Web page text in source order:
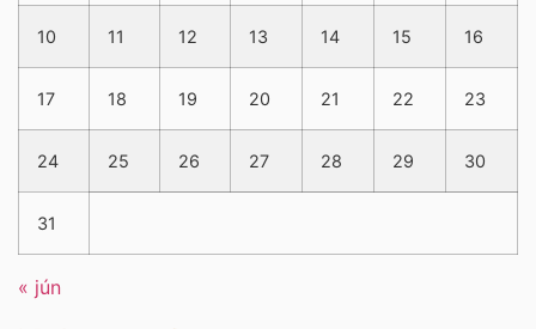
10 11 12 13 14 15 16
17 18 19 20 21 22 23
24 25 26 27 28 29 30
31
« jún